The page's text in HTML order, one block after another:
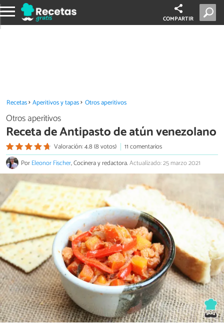
COMPARTIR
Recetas Aperitivos y tapas Otros aperitivos
Otros aperitivos
Receta de Antipasto de atún venezolano
Valoración: 4.8 (8 votos)
11 comentarios
PorEleonor Fischer, Cocinera y redactora.Actualizado: 25 marzo 2021